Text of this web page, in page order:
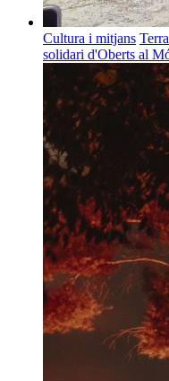
Cultura i mitjans
solidari d'Oberts al